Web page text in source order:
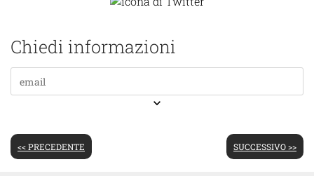
Chiedi informazioni
keyboard_arrow_down
<< PRECEDENTE SUCCESSIVO >>